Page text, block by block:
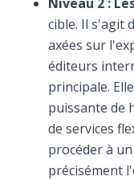
cible. Il s'agit
axées sur
éditeurs
principale.
puissante de
de services
procéder à
précisément